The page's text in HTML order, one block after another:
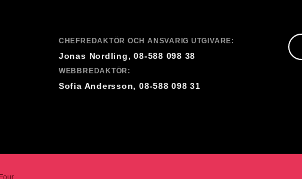
CHEFREDAKTÖR OCH ANSVARIG UTGIVARE:
Jonas Nordling, 08-588 098 38
WEBBREDAKTÖR:
Sofia Andersson, 08-588 098 31